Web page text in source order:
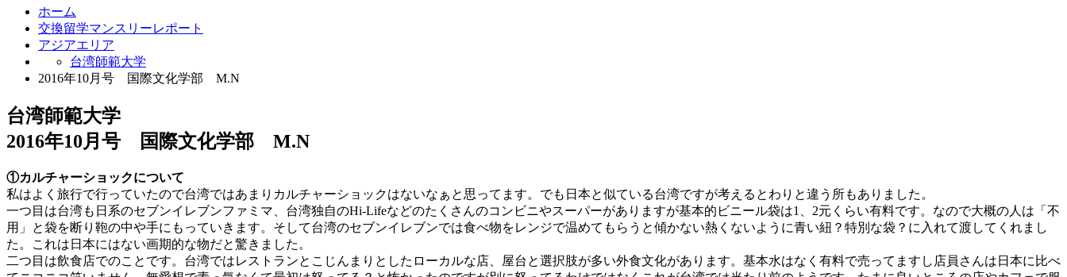
ホーム
交換留学マンスリーレポート
アジアエリア
台湾師範大学
2016年10月号 国際文化学部 M.N
台湾師範大学
2016年10月号 国際文化学部 M.N
①カルチャーショックについて
私はよく旅行で行っていたので台湾ではあまりカルチャーショックはないなぁと思ってます。でも日本と似ている台湾ですが考えるとわりと違う所もありました。
一つ目は台湾も日系のセブンイレブンファミマ、台湾独自のHi-Lifeなどのたくさんのコンビニやスーパーがありますが基本的ビニール袋は1、2元くらい有料です。なので大概の人は「不
用」と袋を断り鞄の中や手にもっていきます。そして台湾のセブンイレブンでは食べ物をレンジで温めてもらうと傾かない熱くないように青い紐？特別な袋？に入れて渡してくれまし
た。これは日本にはない画期的な物だと驚きました。
二つ目は飲食店でのことです。台湾ではレストランとこじんまりとしたローカルな店、屋台と選択肢が多い外食文化があります。基本水はなく有料で売ってますし店員さんは日本に比べ